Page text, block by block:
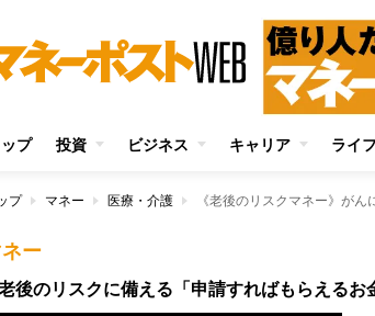
ップ 投資 ビジネス キャリア ライフ
プ マネー 医療・介護
ー
後のリスクに備える「申請すればもらえるお